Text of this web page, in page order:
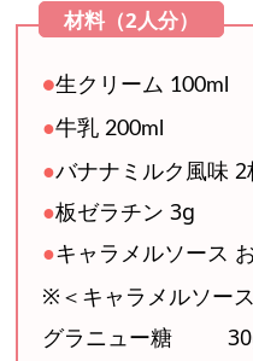
●生クリーム 100ml
●牛乳 200ml
●バナナミルク風味 2
●板ゼラチン 3g
●キャラメルソース
※＜キャラメルソー
グラニュー糖